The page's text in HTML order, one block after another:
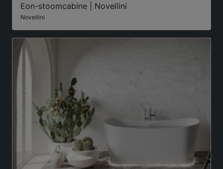
Eon-stoomcabine | Novellini
Novellini